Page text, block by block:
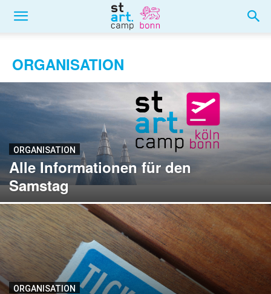
ORGANISATION
ORGANISATION
Alle Informationen für den
Samstag
ORGANISATION